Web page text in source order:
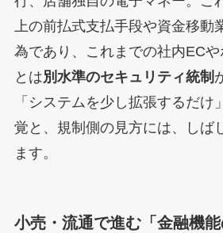
上の前払式支払手段や資金移動
為であり、これまでの社内EC
とは別水準のセキュリティ統制
「システムを少し拡張するだけ
覚と、規制側の見方には、しば
ます。
小売・流通で進む「金融機能